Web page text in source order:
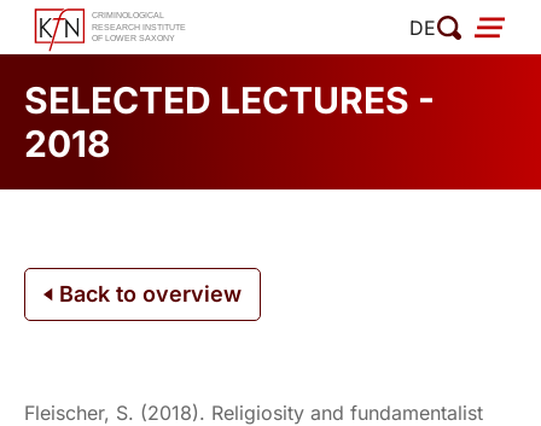
Skip
DE
SELECTED LECTURES -
2018
Back to overview
Fleischer, S. (2018). Religiosity and fundamentalist